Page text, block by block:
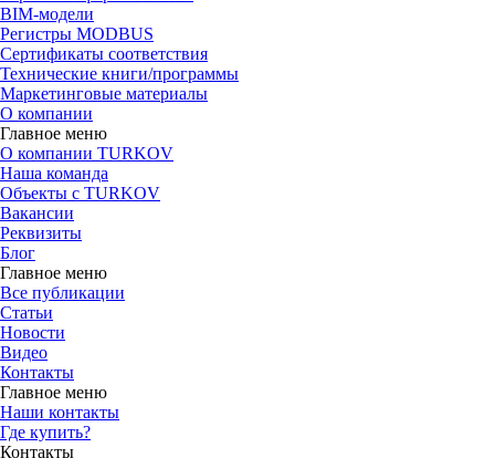
BIM-модели
Регистры MODBUS
Сертификаты соответствия
Технические книги/программы
Маркетинговые материалы
О компании
Главное меню
О компании TURKOV
Наша команда
Объекты с TURKOV
Вакансии
Реквизиты
Блог
Главное меню
Все публикации
Статьи
Новости
Видео
Контакты
Главное меню
Наши контакты
Где купить?
Контакты